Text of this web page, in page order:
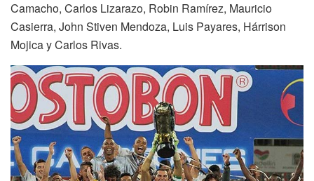
Camacho, Carlos Lizarazo, Robin Ramírez, Mauricio
Casierra, John Stiven Mendoza, Luis Payares, Hárrison
Mojica y Carlos Rivas.